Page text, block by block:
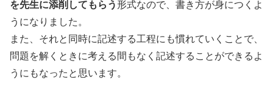
を先生に添削してもらう形式なので、書き方が身につくよ
うになりました。
また、それと同時に記述する工程にも慣れていくことで、
問題を解くときに考える間もなく記述することができるよ
うにもなったと思います。